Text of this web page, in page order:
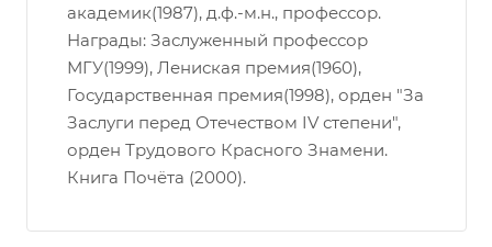
академик(1987), д.ф.-м.н., профессор.
Награды: Заслуженный профессор
МГУ(1999), Лениская премия(1960),
Государственная премия(1998), орден "За
Заслуги перед Отечеством IV степени",
орден Трудового Красного Знамени.
Книга Почёта (2000).